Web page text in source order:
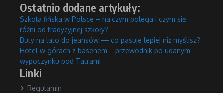
Ostatnio dodane artykuły:
Szkoła fińska w Polsce – na czym polega i czym się
różni od tradycyjnej szkoły?
Buty na lato do jeansów — co pasuje lepiej niż myślisz?
Hotel w górach z basenem – przewodnik po udanym
wypoczynku pod Tatrami
Linki
Regulamin